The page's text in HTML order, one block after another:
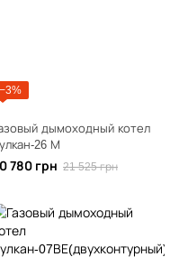
−3%
дымоходный котел
26 М
780 грн 21 525 грн